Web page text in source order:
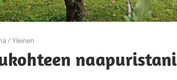
/Yleinen
naapuristani